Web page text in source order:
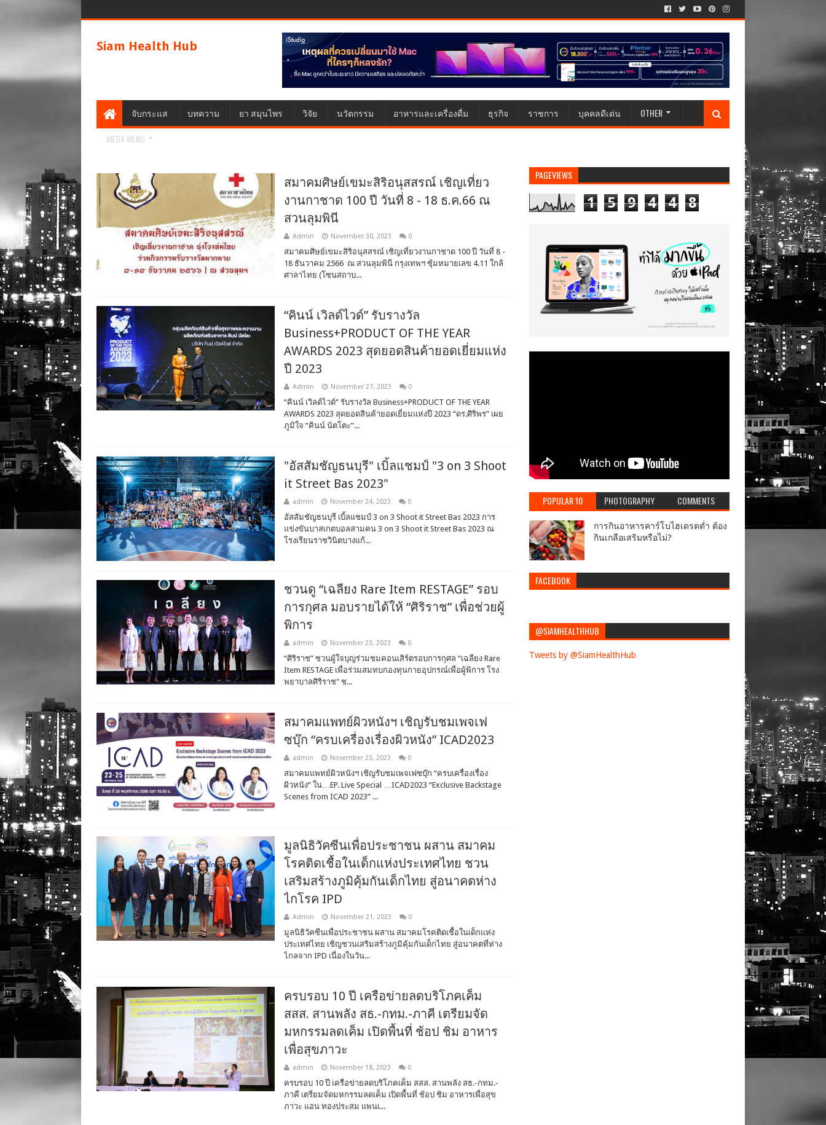
Siam Health Hub
จับกระแส บทความ ยา สมุนไพร วิจัย นวัตกรรม อาหารและเครื่องดื่ม ธุรกิจ ราชการ บุคคลดีเด่น
OTHER
MEGA MENU
สมาคมศิษย์เขมะสิริอนุสสรณ์ เชิญเที่ยว
งานกาชาด 100 ปี วันที่ 8 - 18 ธ.ค.66 ณ
สวนลุมพินี
Admin November 30, 2023 0
สมาคมศิษย์เขมะสิริอนุสสรณ์ เชิญเที่ยวงานกาชาด 100 ปี วันที่ 8 -
18 ธันวาคม 2566 ณ สวนลุมพินี กรุงเทพฯ ซุ้มหมายเลข 4.11 ใกล้
ศาลาไทย (โซนสถาบ...
“คินน์ เวิลด์ไวด์” รับรางวัล
Business+PRODUCT OF THE YEAR
AWARDS 2023 สุดยอดสินค้ายอดเยี่ยมแห่ง
ปี 2023
Admin November 27, 2023 0
“คินน์ เวิลด์ไวด์” รับรางวัล Business+PRODUCT OF THE YEAR
AWARDS 2023 สุดยอดสินค้ายอดเยี่ยมแห่งปี 2023 “ดร.ศิริพร” เผย
ภูมิใจ “คินน์ นัตโตะ”...
"อัสสัมชัญธนบุรี" เบิ้ลแชมป์ "3 on 3 Shoot
it Street Bas 2023"
admin November 24, 2023 0
อัสสัมชัญธนบุรี เบิ้ลแชมป์ 3 on 3 Shoot it Street Bas 2023 การ
แข่งขันบาสเกตบอลสามคน 3 on 3 Shoot it Street Bas 2023 ณ
โรงเรียนราชวินิตบางแก้...
ชวนดู “เฉลียง Rare Item RESTAGE” รอบ
การกุศล มอบรายได้ให้ “ศิริราช” เพื่อช่วยผู้
พิการ
admin November 23, 2023 0
“ศิริราช” ชวนผู้ใจบุญร่วมชมคอนเสิร์ตรอบการกุศล “เฉลียง Rare
Item RESTAGE เพื่อร่วมสมทบกองทุนกายอุปกรณ์เพื่อผู้พิการ โรง
พยาบาลศิริราช" ช...
สมาคมแพทย์ผิวหนังฯ เชิญรับชมเพจเฟ
ซบุ๊ก “ครบเครื่องเรื่องผิวหนัง” ICAD2023
admin November 23, 2023 0
สมาคมแพทย์ผิวหนังฯ เชิญรับชมเพจเฟซบุ๊ก “ครบเครื่องเรื่อง
ผิวหนัง” ใน…EP. Live Special …ICAD2023 “Exclusive Backstage
Scenes from ICAD 2023” ...
มูลนิธิวัคซีนเพื่อประชาชน ผสาน สมาคม
โรคติดเชื้อในเด็กแห่งประเทศไทย ชวน
เสริมสร้างภูมิคุ้มกันเด็กไทย สู่อนาคตห่าง
ไกโรค IPD
Admin November 21, 2023 0
มูลนิธิวัคซีนเพื่อประชาชน ผสาน สมาคมโรคติดเชื้อในเด็กแห่ง
ประเทศไทย เชิญชวนเสริมสร้างภูมิคุ้มกันเด็กไทย สู่อนาคตที่ห่าง
ไกลจาก IPD เนื่องในวัน...
ครบรอบ 10 ปี เครือข่ายลดบริโภคเค็ม
สสส. สานพลัง สธ.-กทม.-ภาคี เตรียมจัด
มหกรรมลดเค็ม เปิดพื้นที่ ช้อป ชิม อาหาร
เพื่อสุขภาวะ
admin November 18, 2023 0
ครบรอบ 10 ปี เครือข่ายลดบริโภคเค็ม สสส. สานพลัง สธ.-กทม.-
ภาคี เตรียมจัดมหกรรมลดเค็ม เปิดพื้นที่ ช้อป ชิม อาหารเพื่อสุข
ภาวะ แอน ทองประสม แพนเ...
PAGEVIEWS
1 5 9 4 4 8
POPULAR 10 PHOTOGRAPHY COMMENTS
การกินอาหารคาร์โบไฮเดรตต่ำ ต้อง
กินเกลือเสริมหรือไม่?
FACEBOOK
@SIAMHEALTHHUB
Tweets by @SiamHealthHub